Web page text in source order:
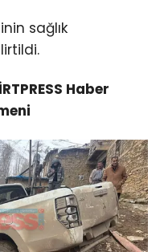
sağlık
Haber